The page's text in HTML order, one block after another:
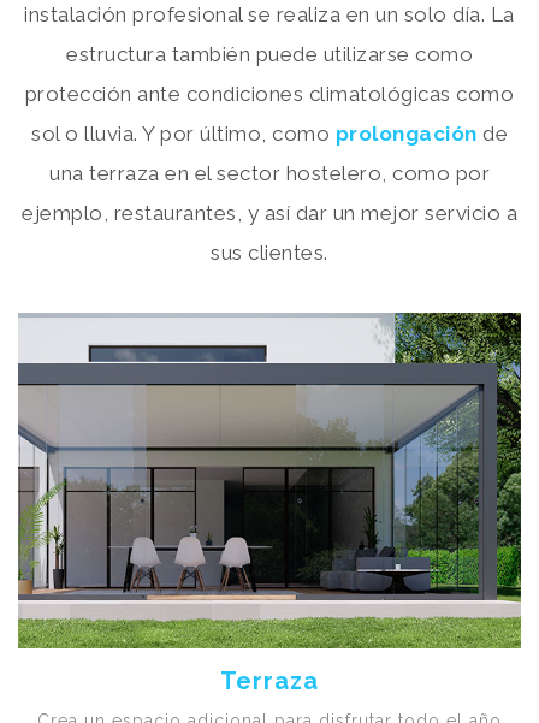
instalación profesional se realiza en un solo día. La
estructura también puede utilizarse como
protección ante condiciones climatológicas como
sol o lluvia. Y por último, como prolongación de
una terraza en el sector hostelero, como por
ejemplo, restaurantes, y así dar un mejor servicio a
sus clientes.
Terraza